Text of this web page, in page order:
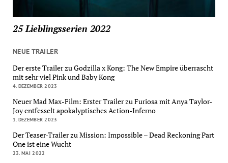
25 Lieblingsserien 2022
NEUE TRAILER
Der erste Trailer zu Godzilla x Kong: The New Empire überrascht
mit sehr viel Pink und Baby Kong
4. DEZEMBER 2023
Neuer Mad Max-Film: Erster Trailer zu Furiosa mit Anya Taylor-
Joy entfesselt apokalyptisches Action-Inferno
1. DEZEMBER 2023
Der Teaser-Trailer zu Mission: Impossible – Dead Reckoning Part
One ist eine Wucht
23. MAI 2022